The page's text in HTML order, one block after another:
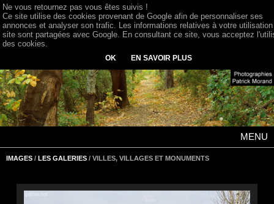
MENU
IMAGES / LES GALERIES / VILLES, VILLAGES ET MONUMENTS
Ne vous retournez pas vous êtes suivis !
Ce site utilise des cookies provenant de Google afin de personnaliser ses
annonces et analyser son trafic. Les informations relatives à votre
site sont partagées avec Google. En consultant ce site, vous acceptez
des cookies.
OK EN SAVOIR PLUS